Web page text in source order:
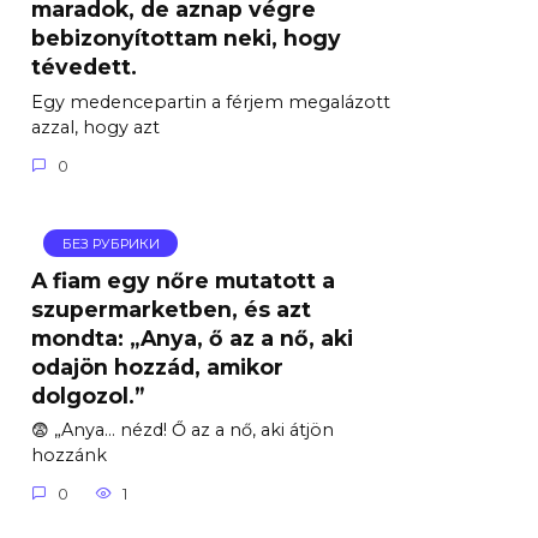
maradok, de aznap végre
bebizonyítottam neki, hogy
tévedett.
Egy medencepartin a férjem megalázott
azzal, hogy azt
0
БЕЗ РУБРИКИ
A fiam egy nőre mutatott a
szupermarketben, és azt
mondta: „Anya, ő az a nő, aki
odajön hozzád, amikor
dolgozol.”
😨 „Anya… nézd! Ő az a nő, aki átjön
hozzánk
0 1